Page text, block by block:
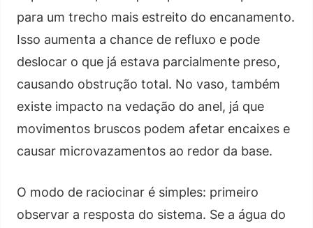
para um trecho mais estreito do encanamento.
Isso aumenta a chance de refluxo e pode
deslocar o que já estava parcialmente preso,
causando obstrução total. No vaso, também
existe impacto na vedação do anel, já que
movimentos bruscos podem afetar encaixes e
causar microvazamentos ao redor da base.
O modo de raciocinar é simples: primeiro
observar a resposta do sistema. Se a água do